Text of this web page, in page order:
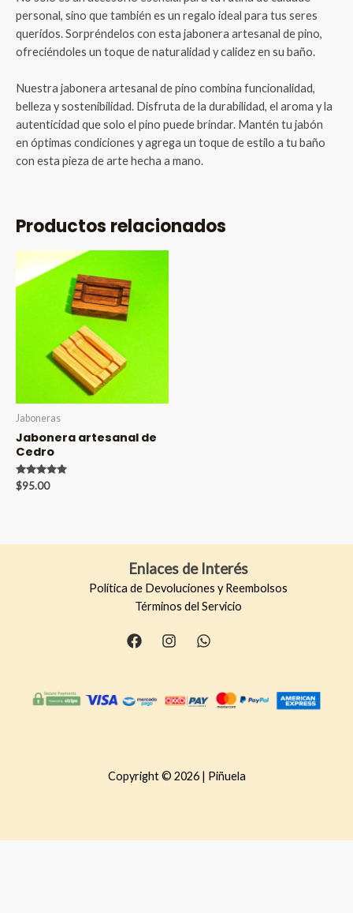
personal, sino que también es un regalo ideal para tus seres
queridos. Sorpréndelos con esta jabonera artesanal de pino,
ofreciéndoles un toque de naturalidad y calidez en su baño.
Nuestra jabonera artesanal de pino combina funcionalidad,
belleza y sostenibilidad. Disfruta de la durabilidad, el aroma y la
autenticidad que solo el pino puede brindar. Mantén tu jabón
en óptimas condiciones y agrega un toque de estilo a tu baño
con esta pieza de arte hecha a mano.
Productos relacionados
Jaboneras
Jabonera artesanal de
Cedro
Valorado en
5.00
$95.00
Enlaces de Interés
Política de Devoluciones y Reembolsos
Términos del Servicio
Copyright © 2026 | Piñuela